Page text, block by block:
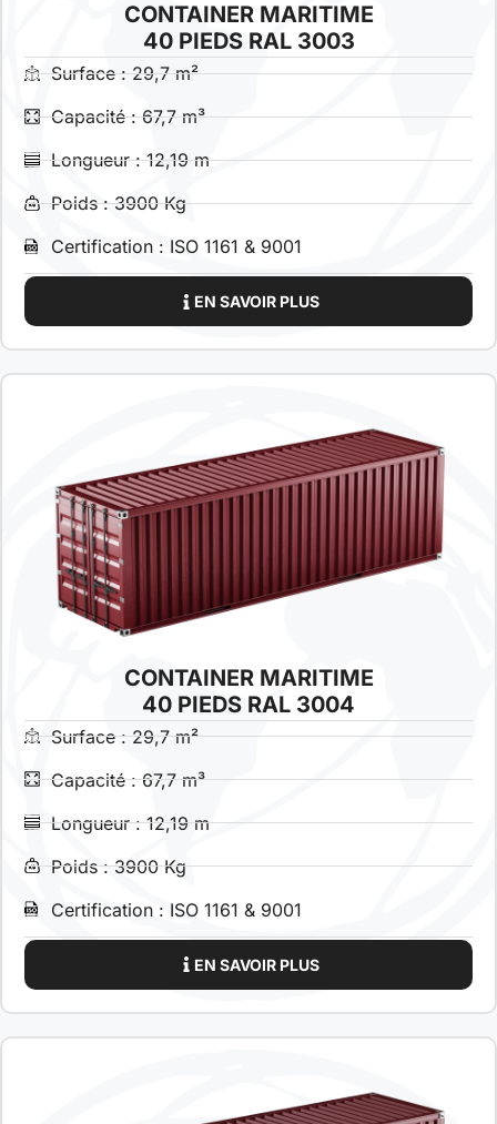
CONTAINER MARITIME
40 PIEDS RAL 3003
Surface : 29,7 m²
Capacité : 67,7 m³
Longueur : 12,19 m
Poids : 3900 Kg
Certification : ISO 1161 & 9001
EN SAVOIR PLUS
CONTAINER MARITIME
40 PIEDS RAL 3004
Surface : 29,7 m²
Capacité : 67,7 m³
Longueur : 12,19 m
Poids : 3900 Kg
Certification : ISO 1161 & 9001
EN SAVOIR PLUS